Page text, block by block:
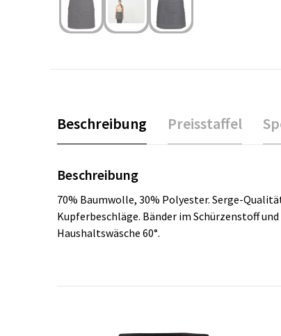
Beschreibung Preisstaffel
Beschreibung
70% Baumwolle, 30% Polyester. Serge-
Kupferbeschläge. Bänder im Schürzenstoff
Haushaltswäsche 60°.